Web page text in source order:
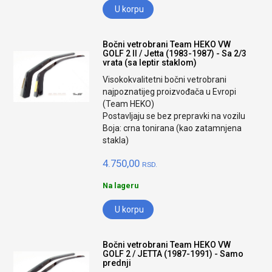
U korpu
Bočni vetrobrani Team HEKO VW
GOLF 2 II / Jetta (1983-1987) - Sa 2/3
vrata (sa leptir staklom)
Visokokvalitetni bočni vetrobrani
najpoznatijeg proizvođača u Evropi
(Team HEKO)
Postavljaju se bez prepravki na vozilu
Boja: crna tonirana (kao zatamnjena
stakla)
4.750,00 RSD.
Na lageru
U korpu
Bočni vetrobrani Team HEKO VW
GOLF 2 / JETTA (1987-1991) - Samo
prednji